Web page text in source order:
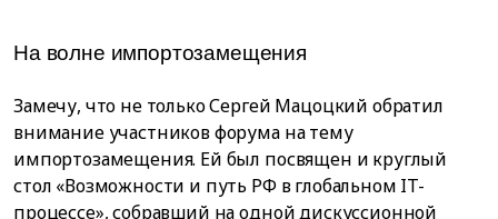
На волне импортозамещения
Замечу, что не только Сергей Мацоцкий обратил
внимание участников форума на тему
импортозамещения. Ей был посвящен и круглый
стол «Возможности и путь РФ в глобальном IT-
процессе», собравший на одной дискуссионной